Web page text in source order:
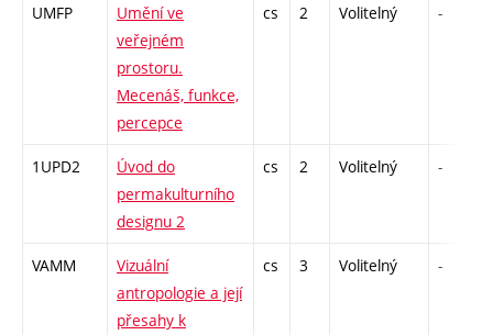
UMFP
Umění ve
veřejném
prostoru.
Mecenáš, funkce,
percepce
cs 2 Volitelný -
1UPD2
Úvod do
permakulturního
designu 2
cs 2 Volitelný -
VAMM
Vizuální
antropologie a její
přesahy k
cs 3 Volitelný -